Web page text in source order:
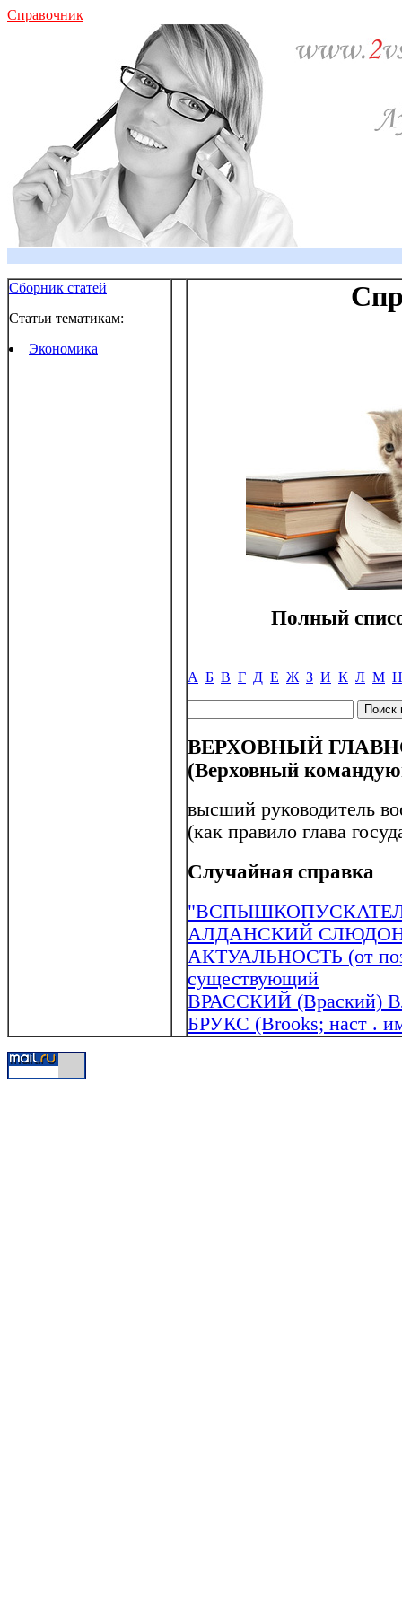
Справочник
Сборник статей
Статьи тематикам:
Экономика
Полный
А Б В Г Д Е Ж З И К Л М Н
ВЕРХОВНЫЙ
(Верховный
высший руководитель
(как правило глава
Случайная справка
АЛДАНСКИЙ
АКТУАЛЬНОСТЬ (от
существующий
ВРАССКИЙ (Враский)
БРУКС (Brooks; наст .